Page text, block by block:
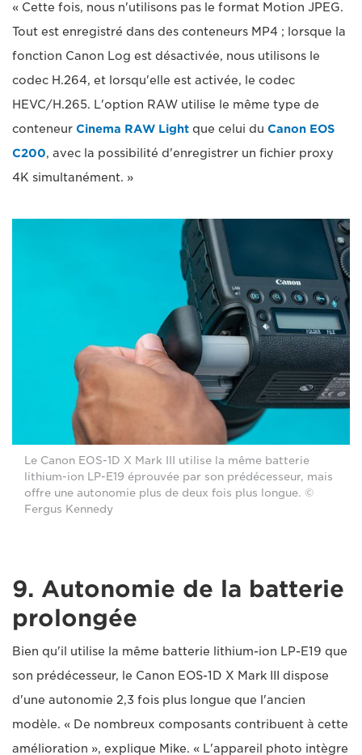
« Cette fois, nous n'utilisons pas le format Motion JPEG.
Tout est enregistré dans des conteneurs MP4 ; lorsque la
fonction Canon Log est désactivée, nous utilisons le
codec H.264, et lorsqu'elle est activée, le codec
HEVC/H.265. L'option RAW utilise le même type de
conteneur Cinema RAW Light que celui du Canon EOS
C200, avec la possibilité d'enregistrer un fichier proxy
4K simultanément. »
Le Canon EOS-1D X Mark III utilise la même batterie
lithium-ion LP-E19 éprouvée par son prédécesseur, mais
offre une autonomie plus de deux fois plus longue. ©
Fergus Kennedy
9. Autonomie de la batterie
prolongée
Bien qu'il utilise la même batterie lithium-ion LP-E19 que
son prédécesseur, le Canon EOS-1D X Mark III dispose
d'une autonomie 2,3 fois plus longue que l'ancien
modèle. « De nombreux composants contribuent à cette
amélioration », explique Mike. « L'appareil photo intègre